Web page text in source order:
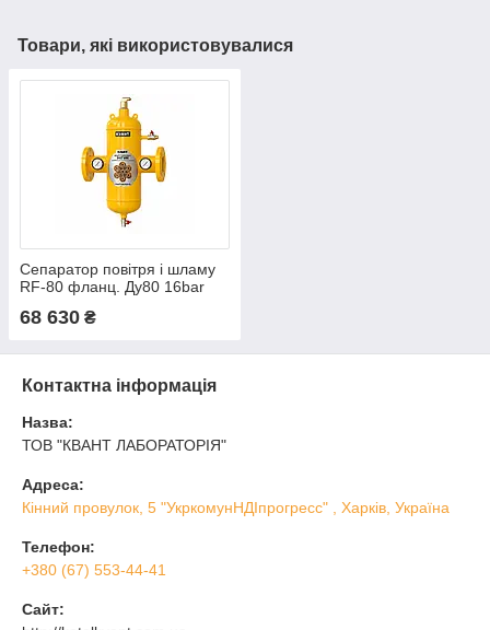
Товари, які використовувалися
Сепаратор повітря і шламу
RF-80 фланц. Ду80 16bar
68 630 ₴
Контактна інформація
Назва:
ТОВ "КВАНТ ЛАБОРАТОРІЯ"
Адреса:
Кінний провулок, 5 "УкркомунНДІпрогресс" , Харків, Україна
Телефон:
+380 (67) 553-44-41
Сайт: